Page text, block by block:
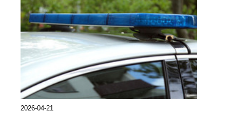
2026-04-21